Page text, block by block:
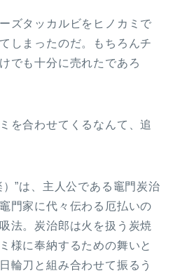
ズタッカルビをヒノカミで
しまったのだ。もちろんチ
でも十分に売れたであろ
を合わせてくるなんて、追
”は、主人公である竈門炭治
門家に代々伝わる厄払いの
法。炭治郎は火を扱う炭焼
様に奉納するための舞いと
輪刀と組み合わせて振るう